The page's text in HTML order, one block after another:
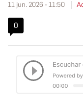
11 jun. 2026 - 11:50
0